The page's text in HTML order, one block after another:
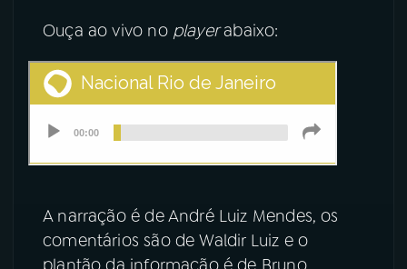
Ouça ao vivo no playerabaixo:
A narração é de André Luiz Mendes, os
comentários são de Waldir Luiz e o